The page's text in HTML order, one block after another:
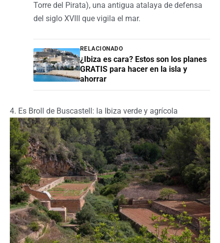
Torre del Pirata), una antigua atalaya de defensa
del siglo XVIII que vigila el mar.
RELACIONADO
¿Ibiza es cara? Estos son los planes
GRATIS para hacer en la isla y
ahorrar
4. Es Broll de Buscastell: la Ibiza verde y agrícola